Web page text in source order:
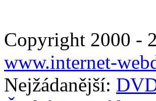
Copyright 2000 -
www.internet-
Nejžádanější: